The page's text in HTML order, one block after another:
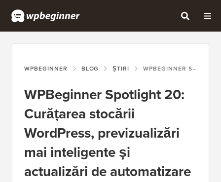
WPBEGINNER BLOG ȘTIRI WPBEGINNER SPOTLIGHT 20: CURĂȚAREA STOCĂRII WORDPRESS, PREVIZUALIZĂRI MAI INTELIGENTE ȘI ACTUALIZĂRI DE AUTOMATIZARE
WPBeginner Spotlight 20:
Curățarea stocării
WordPress, previzualizări
mai inteligente și
actualizări de automatizare